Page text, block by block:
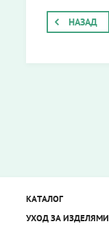
НАЗАД
КАТАЛОГ
УХОД ЗА ИЗДЕЛЯМИ